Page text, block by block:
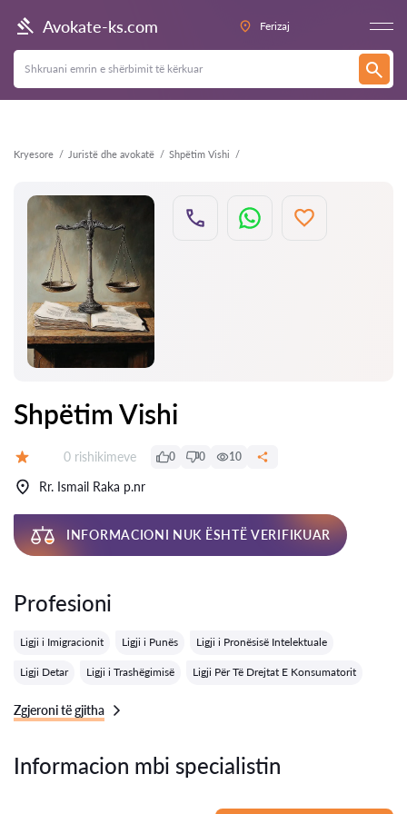
Avokate-ks.com Ferizaj
Kryesore Juristë dhe avokatë Shpëtim Vishi
Kthehu
Shpëtim Vishi
Rishikime:
0 rishikimeve 0 0 10
Rr. Ismail Raka p.nr
INFORMACIONI NUK ËSHTË VERIFIKUAR
Profesioni
Ligji i Imigracionit Ligji i Punës Ligji i Pronësisë Intelektuale
Ligji Detar Ligji i Trashëgimisë Ligji Për Të Drejtat E Konsumatorit
Zgjeroni të gjitha
Informacion mbi specialistin